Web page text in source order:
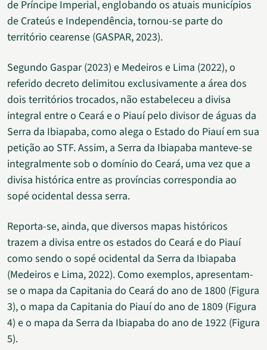
de Príncipe Imperial, englobando os atuais municípios
de Crateús e Independência, tornou-se parte do
território cearense (GASPAR, 2023).
Segundo Gaspar (2023) e Medeiros e Lima (2022), o
referido decreto delimitou exclusivamente a área dos
dois territórios trocados, não estabeleceu a divisa
integral entre o Ceará e o Piauí pelo divisor de águas da
Serra da Ibiapaba, como alega o Estado do Piauí em sua
petição ao STF. Assim, a Serra da Ibiapaba manteve-se
integralmente sob o domínio do Ceará, uma vez que a
divisa histórica entre as províncias correspondia ao
sopé ocidental dessa serra.
Reporta-se, ainda, que diversos mapas históricos
trazem a divisa entre os estados do Ceará e do Piauí
como sendo o sopé ocidental da Serra da Ibiapaba
(Medeiros e Lima, 2022). Como exemplos, apresentam-
se o mapa da Capitania do Ceará do ano de 1800 (Figura
3), o mapa da Capitania do Piauí do ano de 1809 (Figura
4) e o mapa da Serra da Ibiapaba do ano de 1922 (Figura
5).